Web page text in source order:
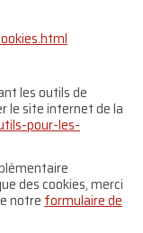
les outils de
le site internet de la
pour-les-
des cookies, merci
notre formulaire de